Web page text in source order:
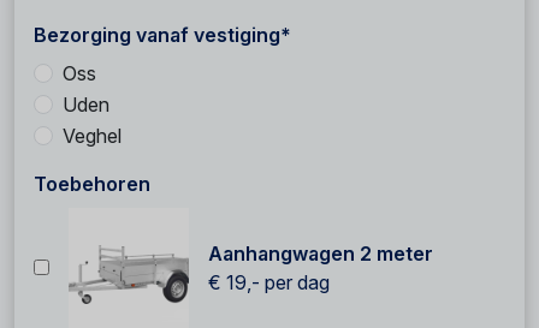
Bezorging vanaf vestiging*
Oss
Uden
Veghel
Toebehoren
Aanhangwagen 2 meter
€ 19,- per dag